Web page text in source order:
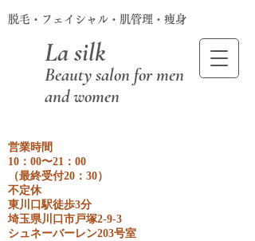
脱毛・フェイシャル・肌管理・痩身
La silk
Beauty salon for men
and women
営業時間
10：00〜21：00
​（最終受付20：30）
不定休
東川口駅徒歩3分
埼玉県川口市戸塚2-9-3
​シュネーバーレン203号室